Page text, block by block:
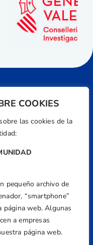
COOKIES
las cookies de la
pequeño archivo de
“smartphone”
página web. Algunas
a empresas
página web.
d'Isaac Peral i
2 y 3, 46980,